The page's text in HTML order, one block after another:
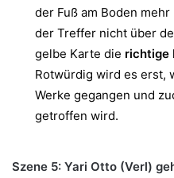
der Fuß am Boden
der Treffer nicht über
gelbe Karte die richtige
Rotwürdig wird es erst,
Werke gegangen und
getroffen wird.
Szene 5: Yari Otto (Verl)